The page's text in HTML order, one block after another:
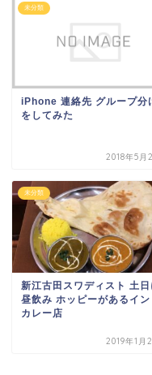
未分類
iPhone 連絡先 グループ分
をしてみた
2018年5月
未分類
新江古田スワディスト 土日
昼飲み ホッピーがあるイン
カレー店
2019年1月